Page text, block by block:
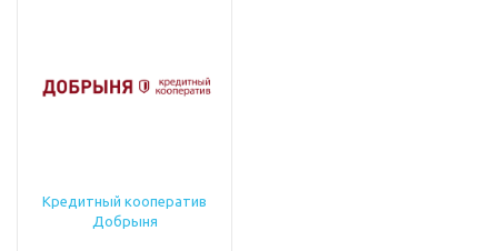
Кредитный кооператив
Добрыня